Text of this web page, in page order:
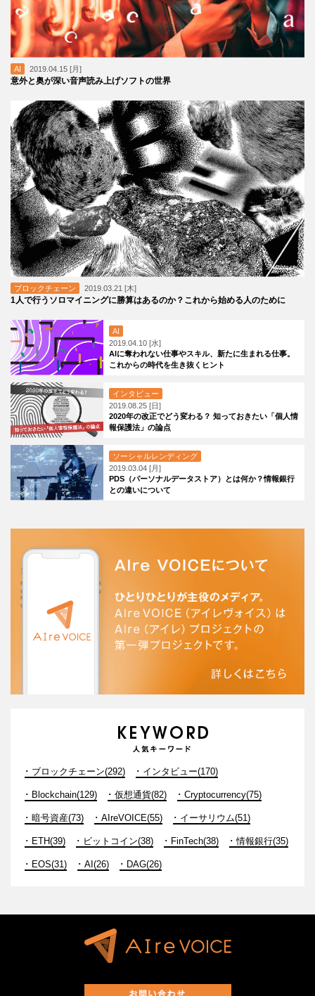
AI 2019.04.15 [月]
意外と奥が深い音声読み上げソフトの世界
ブロックチェーン 2019.03.21 [木]
1人で行うソロマイニングに勝算はあるのか？これから始める人のために
AI
2019.04.10 [水]
AIに奪われない仕事やスキル、新たに生まれる仕事。
これからの時代を生き抜くヒント
インタビュー
2019.08.25 [日]
2020年の改正でどう変わる？ 知っておきたい「個人情
報保護法」の論点
ソーシャルレンディング
2019.03.04 [月]
PDS（パーソナルデータストア）とは何か？情報銀行
との違いについて
ブロックチェーン(292) インタビュー(170)
Blockchain(129) 仮想通貨(82) Cryptocurrency(75)
暗号資産(73) AIreVOICE(55) イーサリウム(51)
ETH(39) ビットコイン(38) FinTech(38) 情報銀行(35)
EOS(31) AI(26) DAG(26)